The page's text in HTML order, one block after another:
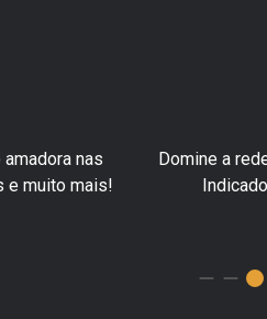
nas
e muito mais!
Domine a